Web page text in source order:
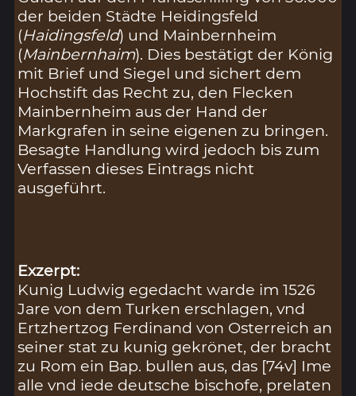
der beiden Städte Heidingsfeld
(Haidingsfeld) und Mainbernheim
(Mainbernhaim). Dies bestätigt der König
mit Brief und Siegel und sichert dem
Hochstift das Recht zu, den Flecken
Mainbernheim aus der Hand der
Markgrafen in seine eigenen zu bringen.
Besagte Handlung wird jedoch bis zum
Verfassen dieses Eintrags nicht
ausgeführt.
Exzerpt:
Kunig Ludwig egedacht warde im 1526
Jare von dem Turken erschlagen, vnd
Ertzhertzog Ferdinand von Osterreich an
seiner stat zu kunig gekrönet, der bracht
zu Rom ein Bap. bullen aus, das [74v] Ime
alle vnd iede deutsche bischofe, prelaten